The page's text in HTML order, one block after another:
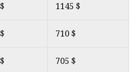
1145 $
710 $
705 $